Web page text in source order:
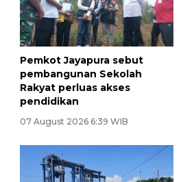
Pemkot Jayapura sebut
pembangunan Sekolah
Rakyat perluas akses
pendidikan
07 August 2026 6:39 WIB